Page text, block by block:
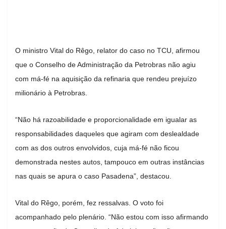
O ministro Vital do Rêgo, relator do caso no TCU, afirmou
que o Conselho de Administração da Petrobras não agiu
com má-fé na aquisição da refinaria que rendeu prejuízo
milionário à Petrobras.
“Não há razoabilidade e proporcionalidade em igualar as
responsabilidades daqueles que agiram com deslealdade
com as dos outros envolvidos, cuja má-fé não ficou
demonstrada nestes autos, tampouco em outras instâncias
nas quais se apura o caso Pasadena”, destacou.
Vital do Rêgo, porém, fez ressalvas. O voto foi
acompanhado pelo plenário. “Não estou com isso afirmando